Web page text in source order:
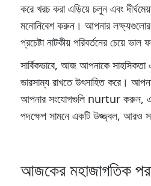
করে খরচ করা এড়িয়ে চলুন এবং
মনোনিবেশ করুন। আপনার লক্ষ্যগুলোর
প্রচেষ্টা নাটকীয় পরিবর্তনের চেয়ে ভাল
সার্বিকভাবে, আজ আপনাকে সাহসিকতা
ভারসাম্য রাখতে উৎসাহিত করে।
আপনার সংযোগগুলি nurtur করুন,
পদক্ষেপ সামনে একটি উজ্জ্বল, আরও
আজকের মহাজাগতিক